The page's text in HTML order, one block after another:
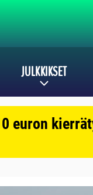
JULKKIKSET
euron